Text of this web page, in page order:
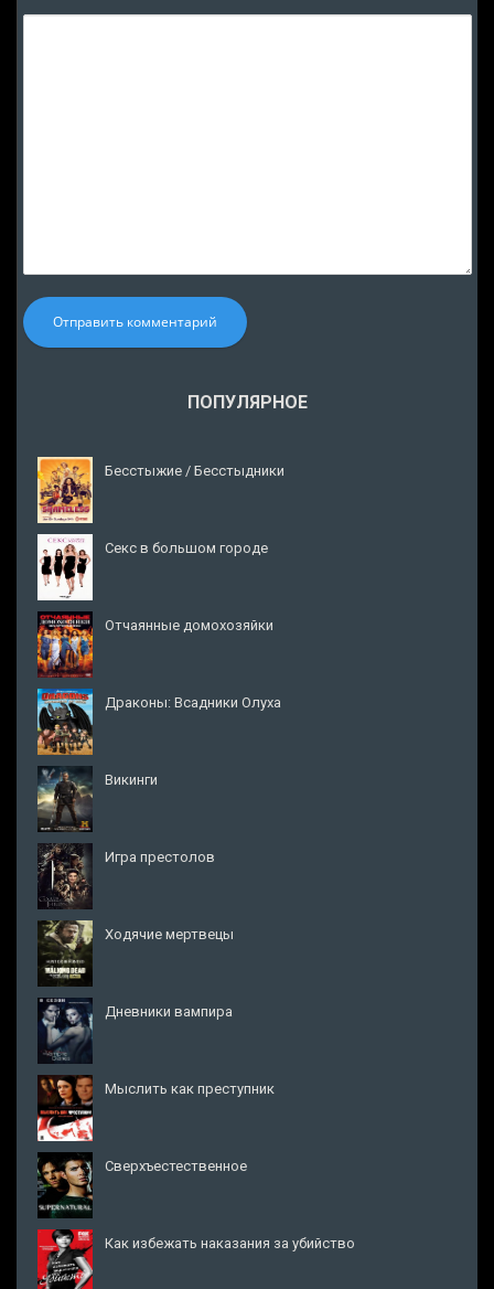
Отправить комментарий
ПОПУЛЯРНОЕ
Бесстыжие / Бесстыдники
Секс в большом городе
Отчаянные домохозяйки
Драконы: Всадники Олуха
Викинги
Игра престолов
Ходячие мертвецы
Дневники вампира
Мыслить как преступник
Сверхъестественное
Как избежать наказания за убийство